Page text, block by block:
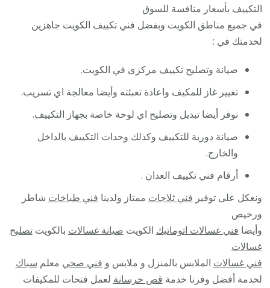
التكييف بأسعار منافسة للسوق
في جميع مناطق الكويت وبفضل فني تكييف الكويت جاهزين
لخدمتك في :
صيانة وتصليح تكييف مركزى في الكويت.
تغيير غاز للمكيف واعادة تعبئته وأيضا معالجة اي تسريب.
نوفر أيضا تبديل وتصليح اي لوحة خاصة بجهاز التكييف.
صيانة دورية للتكييف وكذلك وحدات التكييف بالداخل
والخارج.
أرقام فني تكييف العدان .
ونعكل على توفير فني ثلاجات ممتاز ولدينا فني طباخات شاطر
ورخيص
وأيضا فني غسالات اتوماتيك الكويت صيانة غسالات بالكويتتصليح
غسالات
فني غسالات الملابس بالمنزل و ملابس و فني صحي معلم سباك
لخدمة أفضل وفرنا خدمة قص خرسانة لعمل فتحات للمكيفات